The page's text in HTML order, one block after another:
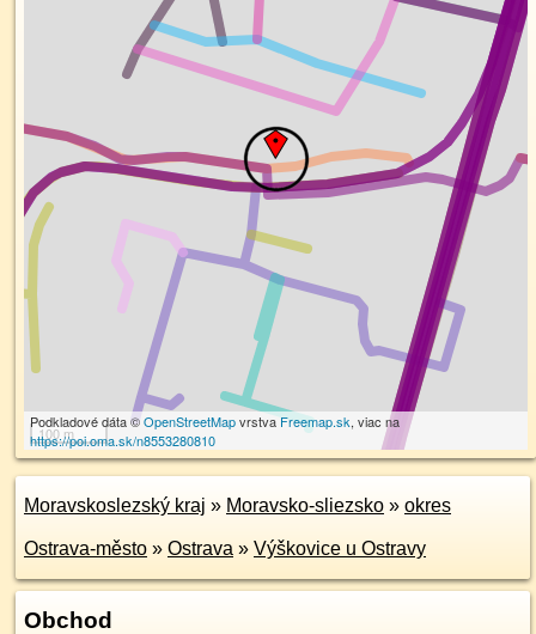
100 m
Podkladové dáta ©OpenStreetMapvrstvaFreemap.sk, viac na
https://poi.oma.sk/n8553280810
Moravskoslezský kraj » Moravsko-sliezsko » okres
Ostrava-město » Ostrava » Výškovice u Ostravy
Obchod